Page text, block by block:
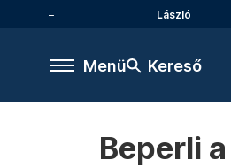
László
Menü Kereső
Beperli